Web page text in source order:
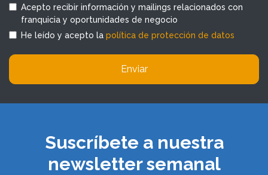
Acepto recibir información y mailings relacionados con
franquicia y oportunidades de negocio
He leído y acepto la política de protección de datos
Enviar
Suscríbete a nuestra
newsletter semanal